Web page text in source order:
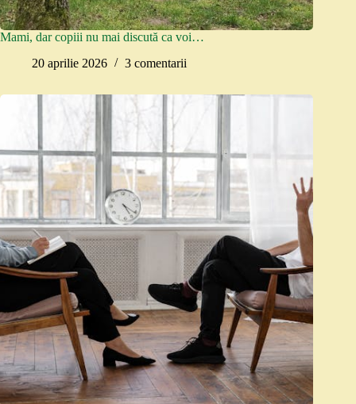
Mami, dar copiii nu mai discută ca voi…
20 aprilie 2026
3 comentarii